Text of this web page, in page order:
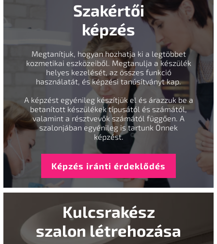
Szakértői
képzés
Megtanítjuk, hogyan hozhatja ki a legtöbbet
kozmetikai eszközeiből. Megtanulja a készülék
helyes kezelését, az összes funkció
használatát, és képzési tanúsítványt kap.
A képzést egyénileg készítjük el és árazzuk be a
betanított készülékek típusától és számától,
valamint a résztvevők számától függően. A
szalonjában egyénileg is tartunk Önnek
képzést.
Képzés iránti érdeklődés
Kulcsrakész
szalon létrehozása